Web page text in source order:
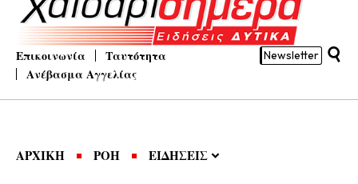
Επικοινωνία
Ταυτότητα
Ανέβασμα Αγγελίας
Newsletter
ΑΡΧΙΚΗ ΡΟΗ ΕΙΔΗΣΕΙΣ